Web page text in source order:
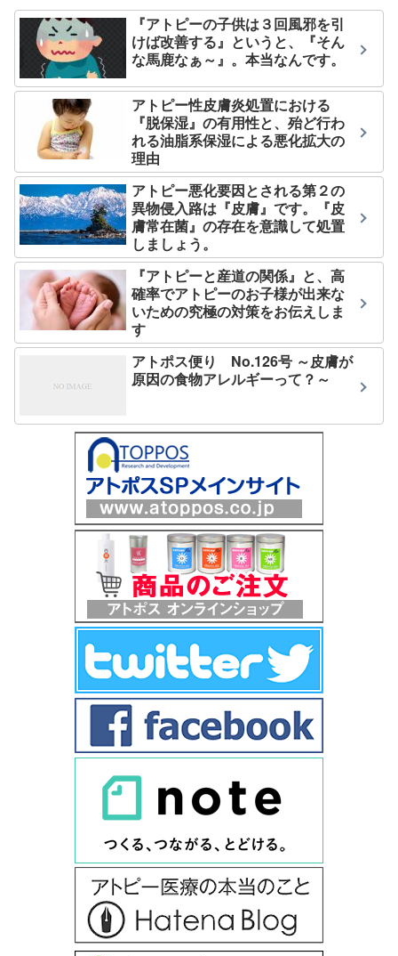
『アトピーの子供は３回風邪を引
けば改善する』というと、『そん
な馬鹿なぁ～』。本当なんです。
アトピー性皮膚炎処置における
『脱保湿』の有用性と、殆ど行わ
れる油脂系保湿による悪化拡大の
理由
アトピー悪化要因とされる第２の
異物侵入路は『皮膚』です。『皮
膚常在菌』の存在を意識して処置
しましょう。
『アトピーと産道の関係』と、高
確率でアトピーのお子様が出来な
いための究極の対策をお伝えしま
す
アトポス便り No.126号 ～皮膚が
原因の食物アレルギーって？～